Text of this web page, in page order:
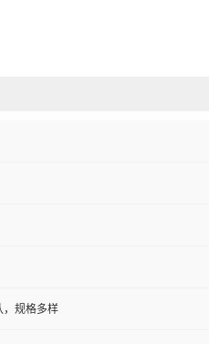
，规格多样